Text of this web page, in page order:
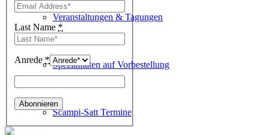
Veranstaltungen & Tagungen
Spezialitäten auf Vorbestellung
Scampi-Satt Termine
Last Name *
Anrede *